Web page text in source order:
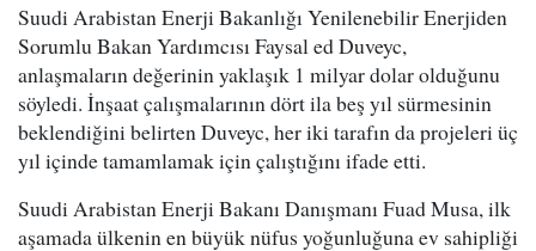
Suudi Arabistan Enerji Bakanlığı Yenilenebilir Enerjiden
Sorumlu Bakan Yardımcısı Faysal ed Duveyc,
anlaşmaların değerinin yaklaşık 1 milyar dolar olduğunu
söyledi. İnşaat çalışmalarının dört ila beş yıl sürmesinin
beklendiğini belirten Duveyc, her iki tarafın da projeleri üç
yıl içinde tamamlamak için çalıştığını ifade etti.
Suudi Arabistan Enerji Bakanı Danışmanı Fuad Musa, ilk
aşamada ülkenin en büyük nüfus yoğunluğuna ev sahipliği